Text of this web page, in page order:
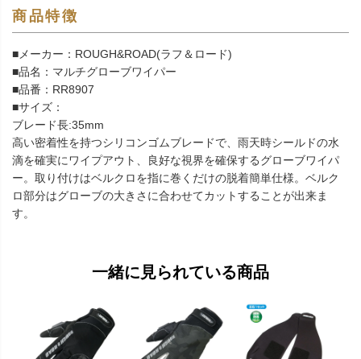
商品特徴
■メーカー：ROUGH&ROAD(ラフ＆ロード)
■品名：マルチグローブワイパー
■品番：RR8907
■サイズ：
ブレード長:35mm
高い密着性を持つシリコンゴムブレードで、雨天時シールドの水
滴を確実にワイプアウト、良好な視界を確保するグローブワイパ
ー。取り付けはベルクロを指に巻くだけの脱着簡単仕様。ベルク
ロ部分はグローブの大きさに合わせてカットすることが出来ま
す。
一緒に見られている商品